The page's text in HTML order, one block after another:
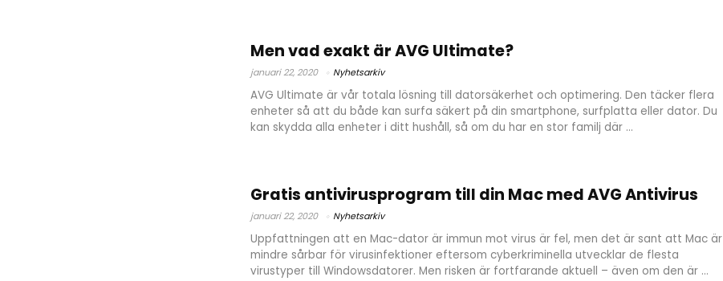
Men vad exakt är AVG Ultimate?
januari 22, 2020 Nyhetsarkiv
AVG Ultimate är vår totala lösning till datorsäkerhet och optimering. Den täcker flera
enheter så att du både kan surfa säkert på din smartphone, surfplatta eller dator. Du
kan skydda alla enheter i ditt hushåll, så om du har en stor familj där ...
Gratis antivirusprogram till din Mac med AVG Antivirus
januari 22, 2020 Nyhetsarkiv
Uppfattningen att en Mac-dator är immun mot virus är fel, men det är sant att Mac är
mindre sårbar för virusinfektioner eftersom cyberkriminella utvecklar de flesta
virustyper till Windowsdatorer. Men risken är fortfarande aktuell – även om den är ...